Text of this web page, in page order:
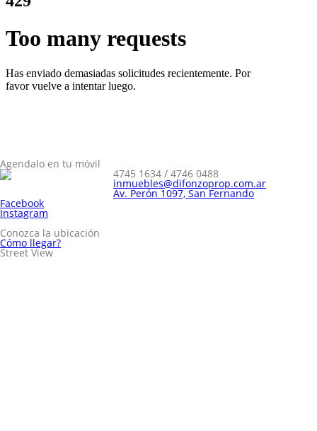
Agendalo en tu móvil
4745 1634 / 4746 0488
inmuebles@difonzoprop.com.ar
Av. Perón 1097, San Fernando
Facebook
Instagram
Conozca la ubicación
Cómo llegar?
Street View